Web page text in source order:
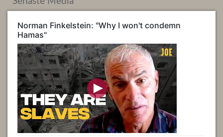
Norman Finkelstein: "Why I won't condemn
Hamas"